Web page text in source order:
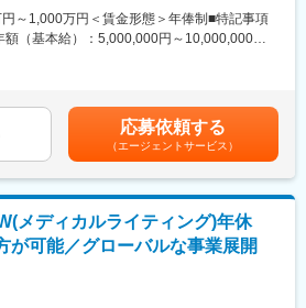
よう業務管理を行う必要はありますが、裁
で必要な時は大阪・東京等へ出張（宿泊も伴
。
回/年です。（海外出張はほとんどありませ
ス：
限に能力を発揮できるよう働きやすい環境作
。男女問わず在宅勤務が可能です。また、
・育休取得実績も豊富で9割以上の復職率を
業が可能な環境・福利厚生が整っています。
ジションです。
）との面談対応・折衝への参画
案および関連資料の作成
て推進します。
応まで一貫して関わることで、臨床開発全
身につけることが可能です。
～1,000万円＜賃金形態＞年俸制■特記事項
額（基本給）：5,000,000円～10,000,000円
考を通じて上下する可能性があります。月給
めた表記です。
応募依頼する
（エージェントサービス）
メディカルライティング)年休
が可能／グローバルな事業展開